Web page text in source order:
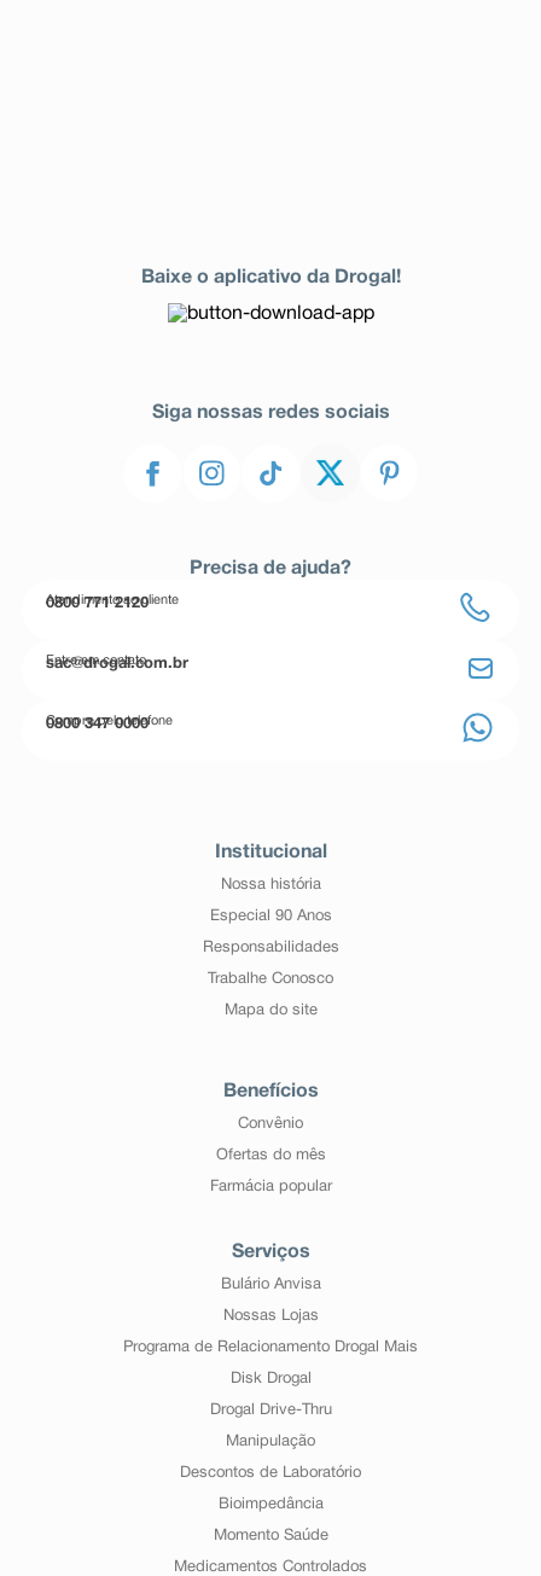
Baixe o aplicativo da Drogal!
Siga nossas redes sociais
Precisa de ajuda?
Atendimento ao cliente
0800 771 2120
Entre em contato
sac@drogal.com.br
Compre pelo telefone
0800 347 0000
Institucional
Nossa história
Especial 90 Anos
Responsabilidades
Trabalhe Conosco
Mapa do site
Benefícios
Convênio
Ofertas do mês
Farmácia popular
Serviços
Bulário Anvisa
Nossas Lojas
Programa de Relacionamento Drogal Mais
Disk Drogal
Drogal Drive-Thru
Manipulação
Descontos de Laboratório
Bioimpedância
Momento Saúde
Medicamentos Controlados